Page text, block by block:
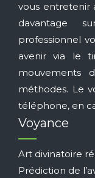
vous entretenir
davantage
professionnel
avenir via le
mouvements
méthodes. Le
téléphone, en
Voyance
Art divinatoire
Prédiction de